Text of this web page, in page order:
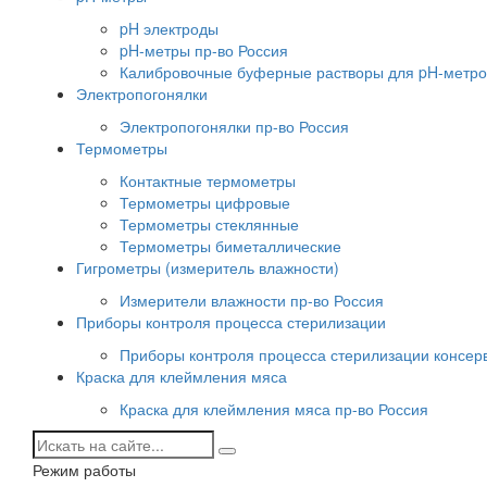
pH электроды
pH-метры пр-во Россия
Калибровочные буферные растворы для pH-
Электропогонялки
Электропогонялки пр-во Россия
Термометры
Контактные термометры
Термометры цифровые
Термометры стеклянные
Термометры биметаллические
Гигрометры (измеритель влажности)
Измерители влажности пр-во Россия
Приборы контроля процесса стерилизации
Приборы контроля процесса стерилизации
Краска для клеймления мяса
Краска для клеймления мяса пр-во Россия
Режим работы